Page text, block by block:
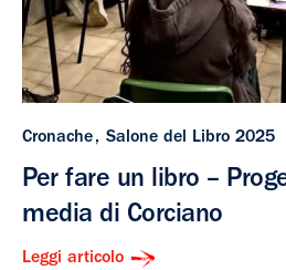
Cronache Salone del Libro 2025
Per fare un libro –
media di Corciano
Leggi articolo